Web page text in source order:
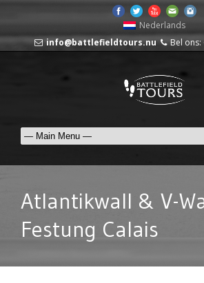
Nederlands
info@battlefieldtours.nu
Bel ons:
Atlantikwall & V-
Festung Calais